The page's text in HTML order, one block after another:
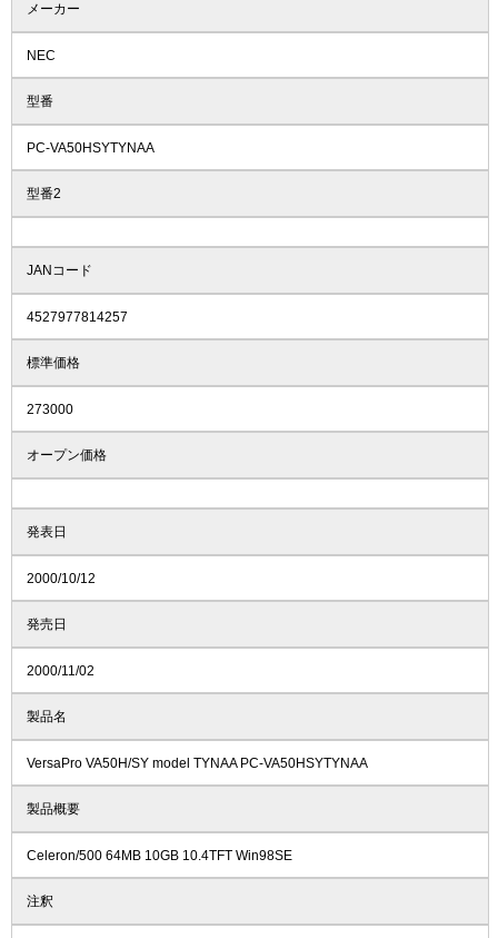
メーカー
NEC
型番
PC-VA50HSYTYNAA
型番2
JANコード
4527977814257
標準価格
273000
オープン価格
発表日
2000/10/12
発売日
2000/11/02
製品名
VersaPro VA50H/SY model TYNAA PC-VA50HSYTYNAA
製品概要
Celeron/500 64MB 10GB 10.4TFT Win98SE
注釈